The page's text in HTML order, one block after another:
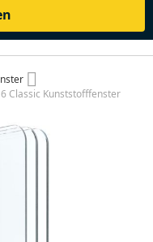
Classic Kunststofffenster